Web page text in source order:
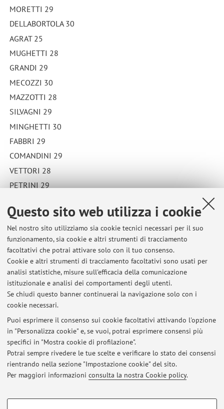
Questo sito web utilizza i cookie
Nel nostro sito utilizziamo sia cookie tecnici necessari per il suo
funzionamento, sia cookie e altri strumenti di tracciamento
facoltativi che potrai attivare solo con il tuo consenso.
Cookie e altri strumenti di tracciamento facoltativi sono usati per
analisi statistiche, misure sull'efficacia della comunicazione
istituzionale e analisi dei comportamenti degli utenti.
Se chiudi questo banner continuerai la navigazione solo con i
cookie necessari.
Puoi esprimere il consenso sui cookie facoltativi attivando l'opzione
in "Personalizza cookie" e, se vuoi, potrai esprimere consensi più
specifici in "Mostra cookie di profilazione".
Potrai sempre rivedere le tue scelte e verificare lo stato dei consensi
rientrando nella sezione "Impostazione cookie" del sito.
Per maggiori informazioni consulta la nostra Cookie policy.
COOKIE DI PROFILAZIONE - FACOLTATIVI
MORETTI 29
DELLABORTOLA 30
AGRAT 25
MUGHETTI 28
GRANDI 29
MECOZZI 30
MAZZOTTI 28
SILVAGNI 29
MINGHETTI 30
FABBRI 29
COMANDINI 29
VETTORI 28
PETRINI 29
Pubblicato il: 24 giugno 2025
Ultimi avvisi
appello 11/06/2026
Pubblicato il: 10 giugno 2026
voti appello del 20/01/26
Pubblicato il: 26 febbraio 2026
voti appello 8/01/2026
Pubblicato il: 14 gennaio 2026